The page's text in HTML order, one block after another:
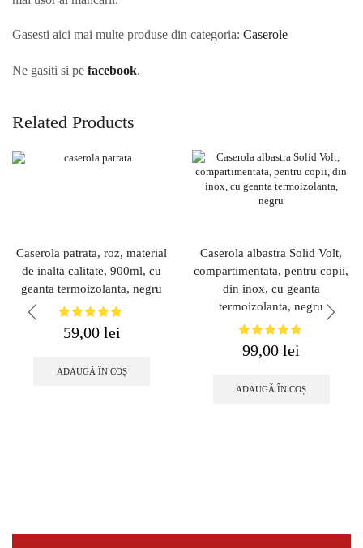
Gasesti aici mai multe produse din categoria: Caserole
Ne gasiti si pe facebook.
Related Products
Caserola patrata, roz, material
de inalta calitate, 900ml, cu
geanta termoizolanta, negru
59,00 lei
ADAUGĂ ÎN COȘ
Caserola albastra Solid Volt,
compartimentata, pentru copii,
din inox, cu geanta
termoizolanta, negru
99,00lei
ADAUGĂ ÎN COȘ